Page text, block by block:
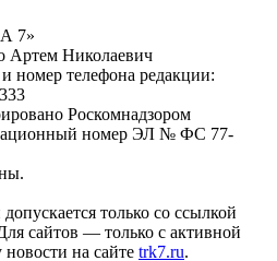
7»
Артем Николаевич
номер телефона редакции:
Роскомнадзором
номер ЭЛ № ФС 77-
только со ссылкой
сайтов — только с активной
на сайте trk7.ru.